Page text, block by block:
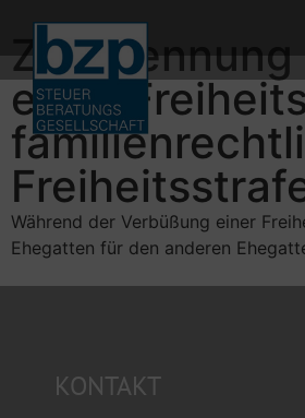
Zur
einer
Während der Verbüßung einer
Ehegatten für den anderen
KONTAKT